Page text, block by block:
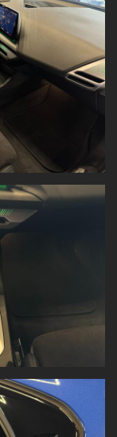
prezzo con